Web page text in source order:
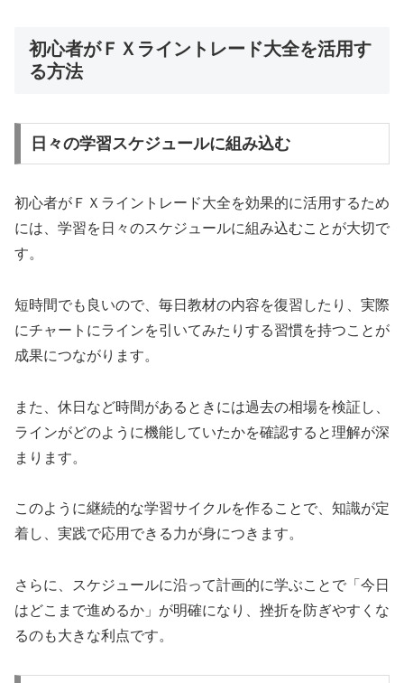
初心者がＦＸライントレード大全を活用す
る方法
日々の学習スケジュールに組み込む
初心者がＦＸライントレード大全を効果的に活用するため
には、学習を日々のスケジュールに組み込むことが大切で
す。
短時間でも良いので、毎日教材の内容を復習したり、実際
にチャートにラインを引いてみたりする習慣を持つことが
成果につながります。
また、休日など時間があるときには過去の相場を検証し、
ラインがどのように機能していたかを確認すると理解が深
まります。
このように継続的な学習サイクルを作ることで、知識が定
着し、実践で応用できる力が身につきます。
さらに、スケジュールに沿って計画的に学ぶことで「今日
はどこまで進めるか」が明確になり、挫折を防ぎやすくな
るのも大きな利点です。